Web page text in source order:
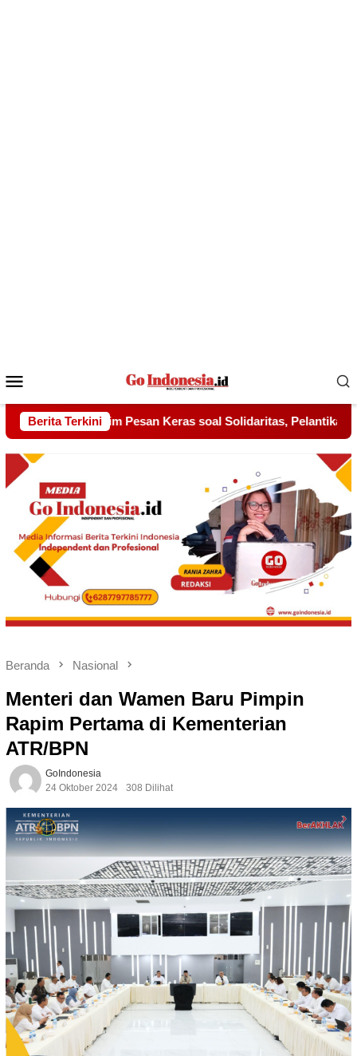
Mobile
Berita Terkini
Solidaritas, Pelantikan Sambang Gagak Hitam Jadi Sinyal
Beranda Nasional
Menteri dan Wamen Baru Pimpin
Rapim Pertama di Kementerian
ATR/BPN
GoIndonesia
24 Oktober 2024
308 Dilihat